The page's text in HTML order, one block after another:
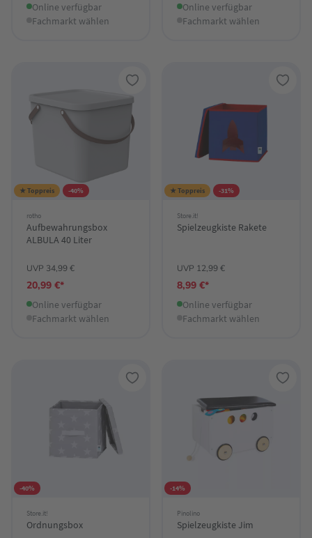
Online verfügbar
Fachmarkt wählen
Online verfügbar
Fachmarkt wählen
★ Toppreis -40%
rotho
Aufbewahrungsbox
ALBULA 40 Liter
UVP 34,99 €
20,99 €*
Online verfügbar
Fachmarkt wählen
★ Toppreis -31%
Store.it!
Spielzeugkiste Rakete
UVP 12,99 €
8,99 €*
Online verfügbar
Fachmarkt wählen
-40%
Store.it!
Ordnungsbox
-14%
Pinolino
Spielzeugkiste Jim